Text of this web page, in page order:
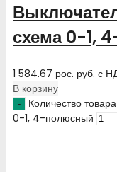
схема 0-1,
1 584.67 рос. руб. с
В корзину
Количество
0-1, 4-полюсный